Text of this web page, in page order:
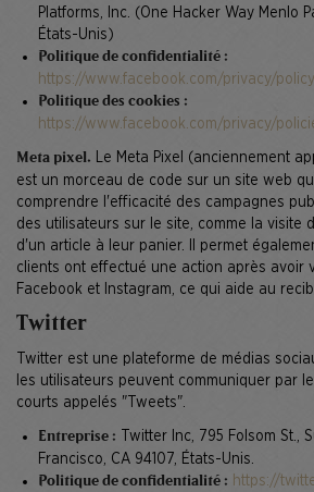
Platforms, Inc. (One Hacker Way Menlo
États-Unis)
Politique de confidentialité :
https://www.facebook.com/privacy/policy
Politique des cookies :
https://www.facebook.com/privacy/
Meta pixel.
Le Meta Pixel (anciennement
est un morceau de code sur un site web
comprendre l'efficacité des campagnes
des utilisateurs sur le site, comme la visite
d'un article à leur panier. Il permet
clients ont effectué une action après avoir
Facebook et Instagram, ce qui aide au
Twitter
Twitter est une plateforme de médias
les utilisateurs peuvent communiquer par
courts appelés "Tweets".
Entreprise :
Twitter Inc, 795 Folsom St.,
Francisco, CA 94107, États-Unis.
Politique de confidentialité : https://